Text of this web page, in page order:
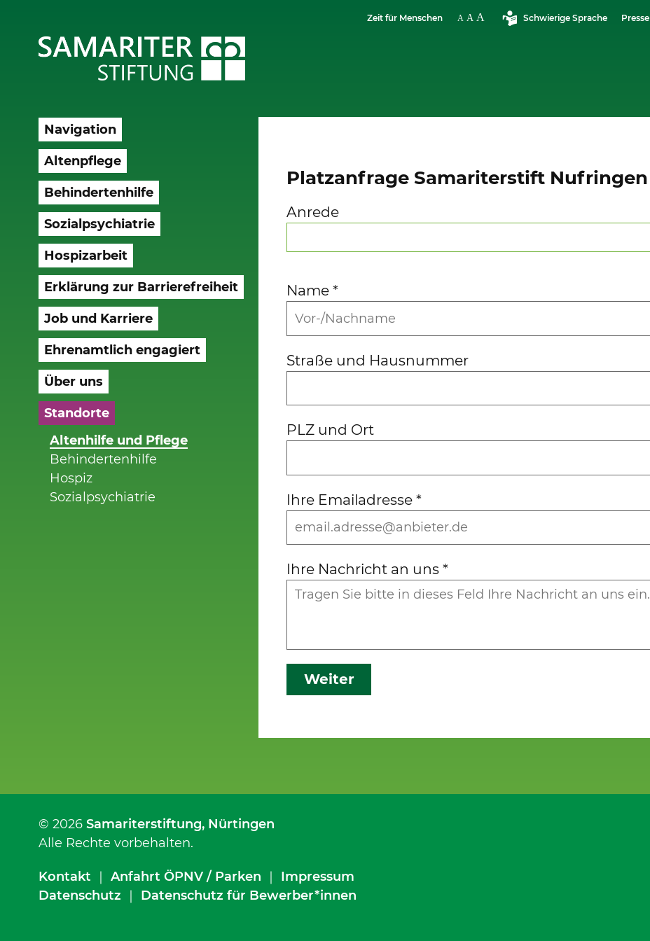
Navigation
Altenpflege
Behindertenhilfe
Sozialpsychiatrie
Hospizarbeit
Erklärung zur Barrierefreiheit
Job und Karriere
Ehrenamtlich engagiert
Über uns
Standorte
Altenhilfe und Pflege
Behindertenhilfe
Hospiz
Sozialpsychiatrie
Zeit für Menschen Schwierige Sprache Presse
Platzanfrage Samariterstift Nufringen
Anrede
Name*
Straße und Hausnummer
PLZ und Ort
Ihre Emailadresse*
Ihre Nachricht an uns*
Weiter
© 2026 Samariterstiftung, Nürtingen
Alle Rechte vorbehalten.
Kontakt ｜ Anfahrt ÖPNV / Parken ｜ Impressum
Datenschutz ｜ Datenschutz für Bewerber*innen